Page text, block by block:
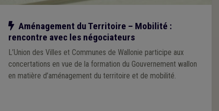
Notre action
Aménagement du Territoire – Mobilité :
rencontre avec les négociateurs
L’Union des Villes et Communes de Wallonie participe aux
concertations en vue de la formation du Gouvernement wallon
en matière d’aménagement du territoire et de mobilité.